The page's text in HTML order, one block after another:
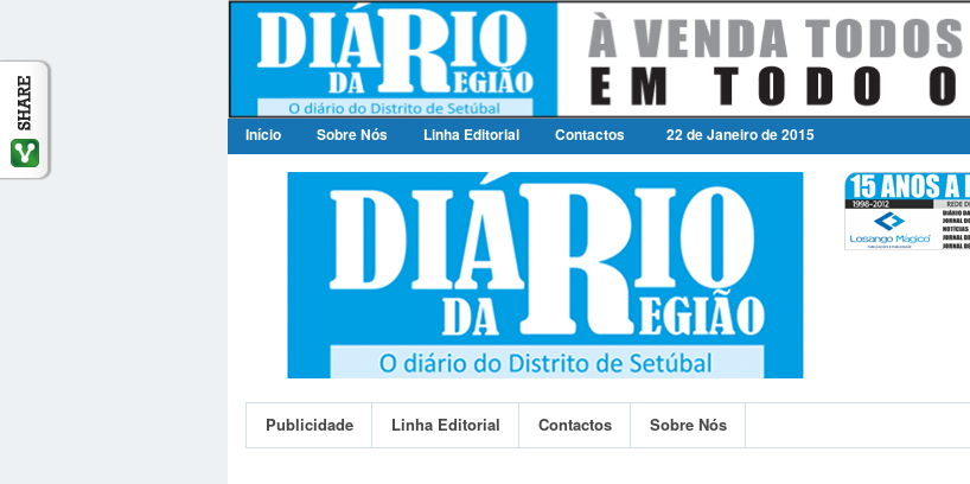
Início Sobre Nós Linha Editorial
Contactos
Publicidade
22 de Janeiro de 2015
Publicidade Linha Editorial Contactos Sobre Nós